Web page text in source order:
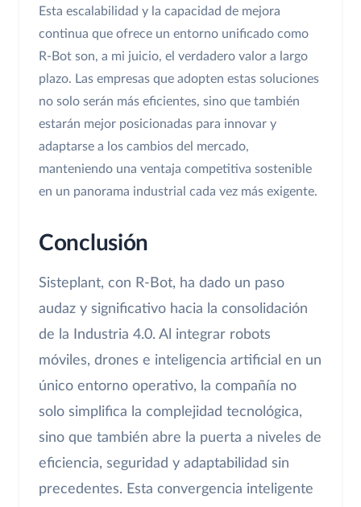
Esta escalabilidad y la capacidad de mejora
continua que ofrece un entorno unificado como
R-Bot son, a mi juicio, el verdadero valor a largo
plazo. Las empresas que adopten estas soluciones
no solo serán más eficientes, sino que también
estarán mejor posicionadas para innovar y
adaptarse a los cambios del mercado,
manteniendo una ventaja competitiva sostenible
en un panorama industrial cada vez más exigente.
Conclusión
Sisteplant, con R-Bot, ha dado un paso
audaz y significativo hacia la consolidación
de la Industria 4.0. Al integrar robots
móviles, drones e inteligencia artificial en un
único entorno operativo, la compañía no
solo simplifica la complejidad tecnológica,
sino que también abre la puerta a niveles de
eficiencia, seguridad y adaptabilidad sin
precedentes. Esta convergencia inteligente